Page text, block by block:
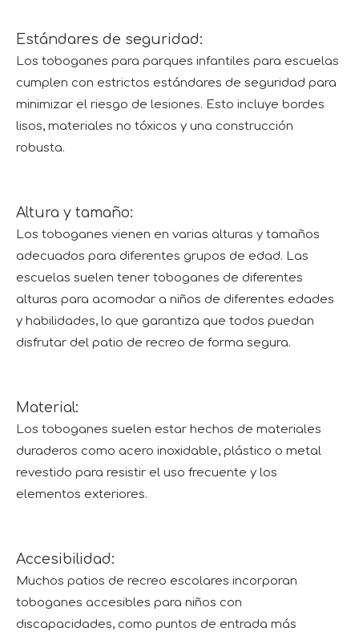
Estándares de seguridad:
Los toboganes para parques infantiles para escuelas
cumplen con estrictos estándares de seguridad para
minimizar el riesgo de lesiones. Esto incluye bordes
lisos, materiales no tóxicos y una construcción
robusta.
Altura y tamaño:
Los toboganes vienen en varias alturas y tamaños
adecuados para diferentes grupos de edad. Las
escuelas suelen tener toboganes de diferentes
alturas para acomodar a niños de diferentes edades
y habilidades, lo que garantiza que todos puedan
disfrutar del patio de recreo de forma segura.
Material:
Los toboganes suelen estar hechos de materiales
duraderos como acero inoxidable, plástico o metal
revestido para resistir el uso frecuente y los
elementos exteriores.
Accesibilidad:
Muchos patios de recreo escolares incorporan
toboganes accesibles para niños con
discapacidades, como puntos de entrada más